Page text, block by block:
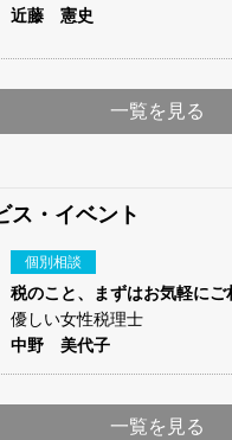
近藤 憲史
一覧を見る
ス・イベント
個別相談
税のこと、まずはお気軽にご
優しい女性税理士
中野 美代子
一覧を見る